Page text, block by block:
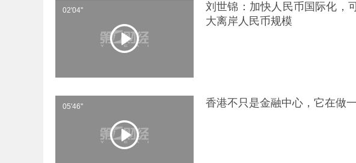
02'04''
刘世锦：加快人民币国际化，
大离岸人民币规模
05'46'' 香港不只是金融中心，它在做